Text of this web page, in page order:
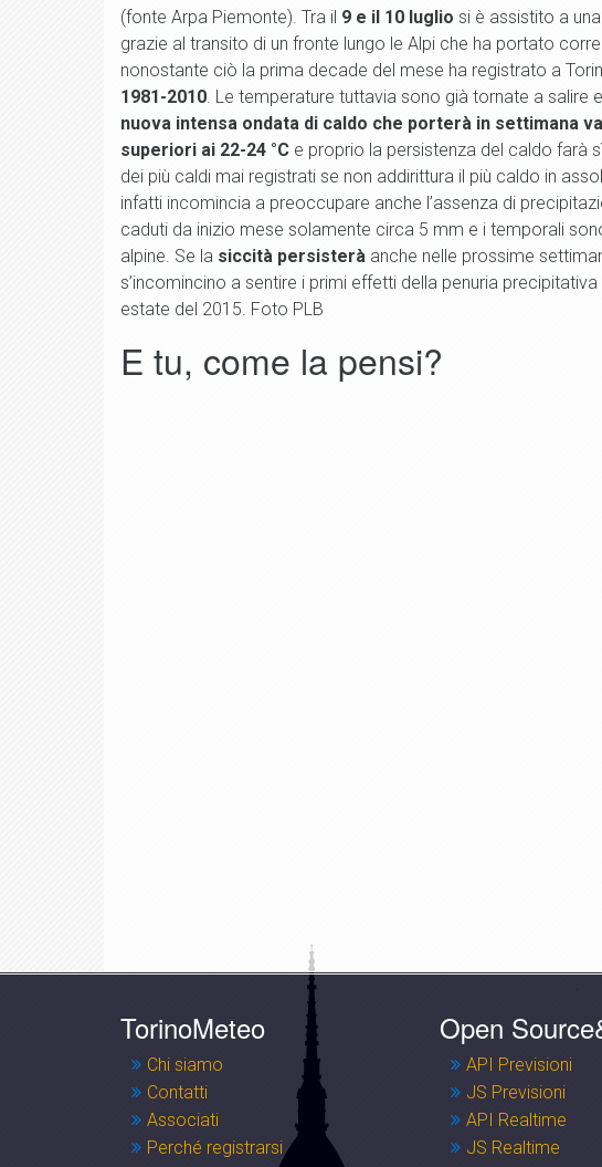
(fonte Arpa Piemonte). Tra il 9 e il 10 luglio si è assistito a
grazie al transito di un fronte lungo le Alpi che ha portato
nonostante ciò la prima decade del mese ha registrato a
1981-2010 . Le temperature tuttavia sono già tornate a salire e
nuova intensa ondata di caldo che porterà in settimana
superiori ai 22-24 °C e proprio la persistenza del caldo farà
dei più caldi mai registrati se non addirittura il più caldo in
infatti incomincia a preoccupare anche l’assenza di
caduti da inizio mese solamente circa 5 mm e i temporali
alpine. Se la siccità persisterà anche nelle prossime
s’incomincino a sentire i primi effetti della penuria
estate del 2015. Foto PLB
E tu, come la pensi?
TorinoMeteo
Chi siamo
Contatti
Associati
Perché registrarsi
Open
API Previsioni
JS Previsioni
API Realtime
JS Realtime